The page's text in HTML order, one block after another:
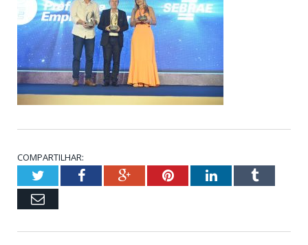
COMPARTILHAR:
TwitterFacebookGoogle+PinterestLinkedInTumblr
Email